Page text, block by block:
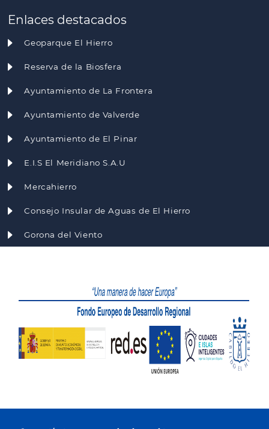
Enlaces destacados
Geoparque El Hierro
Reserva de la Biosfera
Ayuntamiento de La Frontera
Ayuntamiento de Valverde
Ayuntamiento de El Pinar
E.I.S El Meridiano S.A.U
Mercahierro
Consejo Insular de Aguas de El Hierro
Gorona del Viento